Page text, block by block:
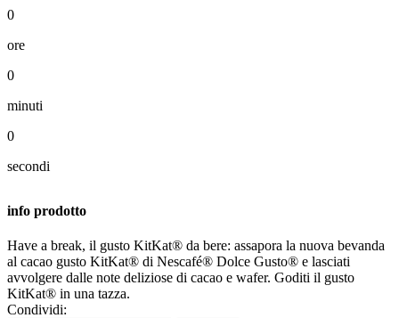
0
ore
0
minuti
0
secondi
info prodotto
Have a break, il gusto KitKat® da bere: assapora la nuova bevanda
al cacao gusto KitKat® di Nescafé® Dolce Gusto® e lasciati
avvolgere dalle note deliziose di cacao e wafer. Goditi il ​​gusto
KitKat® in una tazza.
Condividi: